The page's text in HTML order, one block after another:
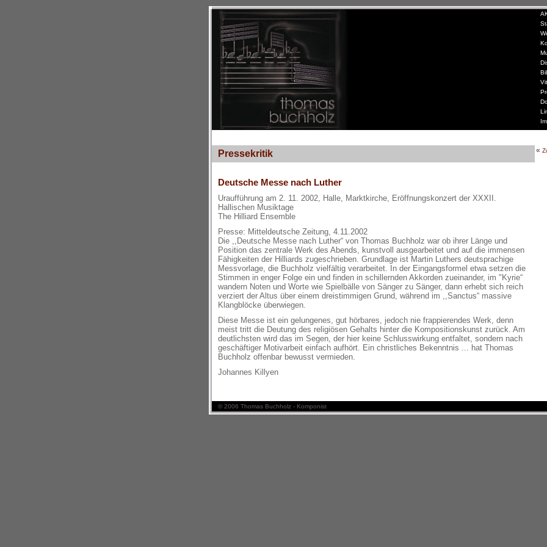
Pressekritik
Deutsche Messe nach Luther
Uraufführung am 2. 11. 2002, Halle, Marktkirche, Eröffnungskonzert der XXXII.
Hallischen Musiktage
The Hilliard Ensemble
Presse: Mitteldeutsche Zeitung, 4.11.2002
Die ,,Deutsche Messe nach Luther“ von Thomas Buchholz war ob ihrer Länge und
Position das zentrale Werk des Abends, kunstvoll ausgearbeitet und auf die immensen
Fähigkeiten der Hilliards zugeschrieben. Grundlage ist Martin Luthers deutsprachige
Messvorlage, die Buchholz vielfältig verarbeitet. In der Eingangsformel etwa setzen die
Stimmen in enger Folge ein und finden in schillernden Akkorden zueinander, im "Kyrie“
wandern Noten und Worte wie Spielbälle von Sänger zu Sänger, dann erhebt sich reich
verziert der Altus über einem dreistimmigen Grund, während im ,,Sanctus“ massive
Klangblöcke überwiegen.
Diese Messe ist ein gelungenes, gut hörbares, jedoch nie frappierendes Werk, denn
meist tritt die Deutung des religiösen Gehalts hinter die Kompositionskunst zurück. Am
deutlichsten wird das im Segen, der hier keine Schlusswirkung entfaltet, sondern nach
geschäftiger Motivarbeit einfach aufhört. Ein christliches Bekenntnis ... hat Thomas
Buchholz offenbar bewusst vermieden.
Johannes Killyen
«
© 2006 Thomas Buchholz - Komponist